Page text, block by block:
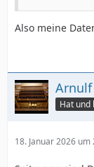
Also meine
Arnulf
18. Januar 2026 um